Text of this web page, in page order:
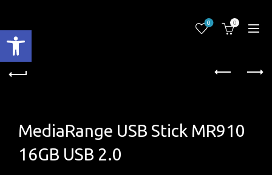
Ανοίξτε τη γραμμή εργαλείων
0 0
MediaRange USB Stick MR910
16GB USB 2.0